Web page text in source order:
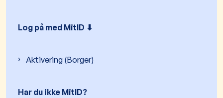
Log på med MitID ⬇︎
Aktivering (Borger)
Har du ikke MitID?